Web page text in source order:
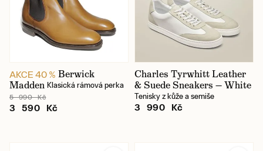
AKCE 40 % Berwick
Madden Klasická rámová perka
5 990 Kč
3 590 Kč
Charles Tyrwhitt Leather
& Suede Sneakers — White
Tenisky z kůže a semiše
3 990 Kč